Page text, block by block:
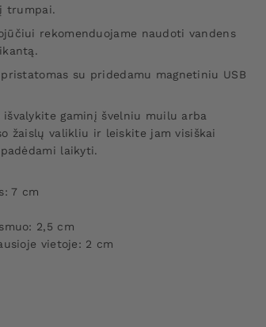
trumpai.
rekomenduojame naudoti vandens
pristatomas su pridedamu magnetiniu USB
išvalykite gaminį švelniu muilu arba
žaislų valikliu ir leiskite jam visiškai
laikyti.
7 cm
2,5 cm
vietoje: 2 cm